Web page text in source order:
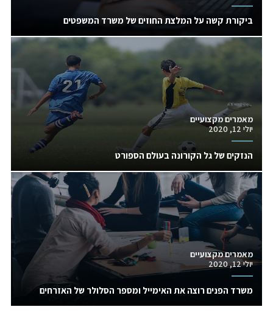
ביקורת קשה על המלצת החוזים של משרד המשפטים
הנזקים של גל הקורונה בעולם הספורט
מאמרים מקצועיים
יולי 12, 2020
משרד הפנים רוצה את האימייל ומספר הסלולר של האזרחים
מאמרים מקצועיים
יולי 12, 2020